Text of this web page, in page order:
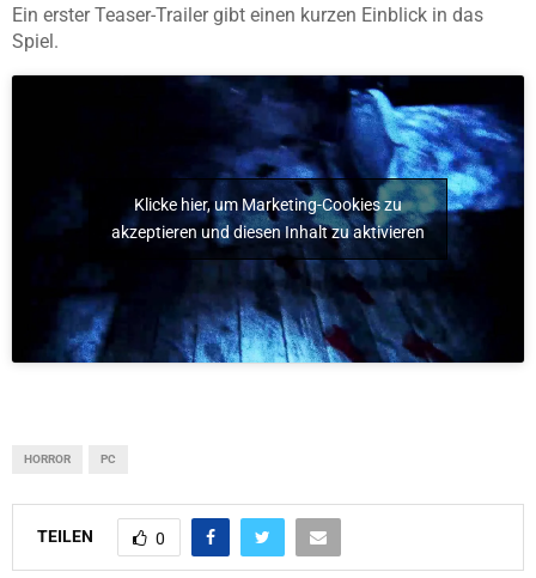
Ein erster Teaser-Trailer gibt einen kurzen Einblick in das
Spiel.
Klicke hier, um Marketing-Cookies zu
akzeptieren und diesen Inhalt zu aktivieren
HORROR PC
TEILEN 0